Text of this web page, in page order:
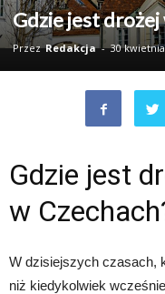
Gdzie jest drożej
Przez Redakcja - 30
Gdzie jest
w
W dzisiejszych czasach,
niż kiedykolwiek